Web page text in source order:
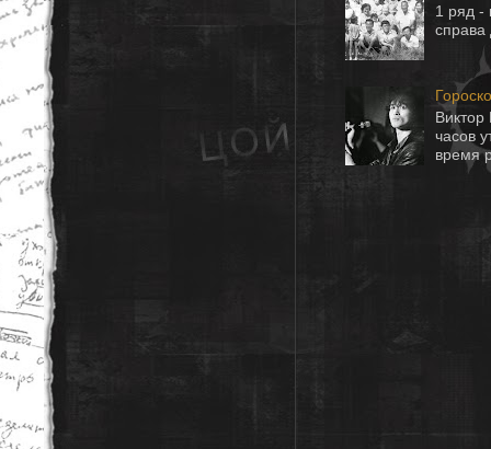
1 ряд -
часов
время